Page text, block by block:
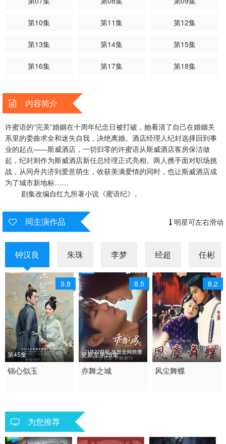
第10集 第11集 第12集
第13集 第14集 第15集
第16集 第17集 第18集
第22集
第25集 第26集 第27集
第28集 第29集 第30集
第31集 第32集 第33集
第34集 第35集
第37集
内容简介
许蜜语的“完美”婚姻在十周年纪念日被打破，她看清了自己在婚姻关
系里的委曲求全和迷失自我，决绝离婚。酒店经理人纪封选择回到事
业的起点——斯威酒店，一切归零的许蜜语从斯威酒店客房保洁做
起，纪封则作为斯威酒店新任总经理正式亮相。两人携手面对职场挑
战，从同舟共济到爱意萌生，收获美满爱情的同时，也让斯威酒店成
为了城市新地标……
剧集改编自红九所著小说《蜜语纪》。
同主演作品 明星可左右滑动
钟汉良 朱珠 李梦 经超 任彬
9.8
第45集
2021 / 大陆 / 国语
锦心似玉
8.5
更新至第28集
2025 / 中国大陆 / 汉语
亦舞之城
8.2
完结
2003 / 大陆 / 国语
风尘舞蝶
为您推荐